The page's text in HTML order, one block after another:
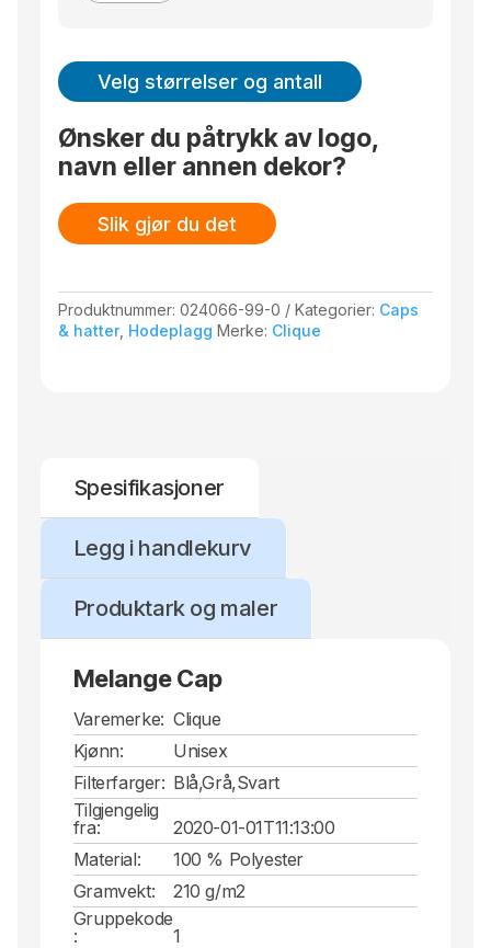
Velg størrelser og antall
Ønsker du påtrykk av logo,
navn eller annen dekor?
Slik gjør du det
Produktnummer:024066-99-0 Kategorier: Caps
& hatter, Hodeplagg Merke: Clique
Spesifikasjoner
Legg i handlekurv
Produktark og maler
Melange Cap
Varemerke: Clique
Kjønn:
Unisex
Filterfarger: Blå,Grå,Svart
Tilgjengelig
fra:
2020-01-01T11:13:00
Material:
100 % Polyester
Gramvekt:
210 g/m2
Gruppekode
:
1